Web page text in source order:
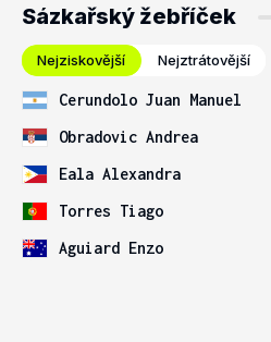
Sázkařský žebříček
Nejziskovější Nejztrátovější
Cerundolo Juan Manuel
Obradovic Andrea
Eala Alexandra
Torres Tiago
Aguiard Enzo